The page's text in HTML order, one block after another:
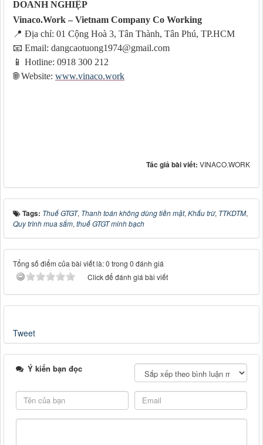
DOANH NGHIỆP
Vinaco.Work – Vietnam Company Co Working
📍 Địa chỉ: 01 Cộng Hoà 3, Tân Thành, Tân Phú, TP.HCM
📧 Email: dangcaotuong1974@gmail.com
📱 Hotline: 0918 300 212
🌐Website: www.vinaco.work
Tác giả bài viết: VINACO.WORK
Tags: Thuế GTGT, Thanh toán không dùng tiền mặt, Khấu trừ, TTKDTM,
Quy trình mua sắm, thuế GTGT minh bạch
Tổng số điểm của bài viết là: 0 trong 0 đánh giá
Click để đánh giá bài viết
Tweet
Ý kiến bạn đọc